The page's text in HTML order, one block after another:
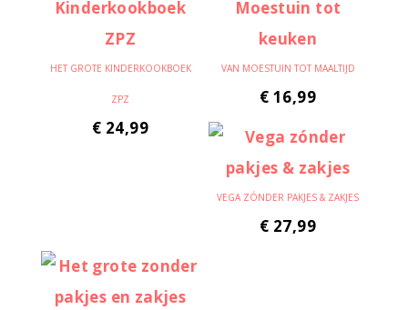
HET GROTE KINDERKOOKBOEK
ZPZ
€ 24,99
VAN MOESTUIN TOT MAALTIJD
€ 16,99
VEGA ZÓNDER PAKJES & ZAKJES
€ 27,99